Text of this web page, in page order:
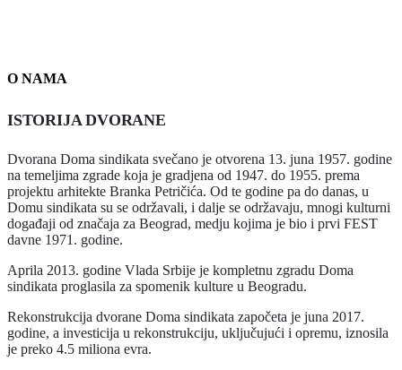
O NAMA
ISTORIJA DVORANE
Dvorana Doma sindikata svečano je otvorena 13. juna 1957. godine
na temeljima zgrade koja je gradjena od 1947. do 1955. prema
projektu arhitekte Branka Petričića. Od te godine pa do danas, u
Domu sindikata su se održavali, i dalje se održavaju, mnogi kulturni
događaji od značaja za Beograd, medju kojima je bio i prvi FEST
davne 1971. godine.
Aprila 2013. godine Vlada Srbije je kompletnu zgradu Doma
sindikata proglasila za spomenik kulture u Beogradu.
Rekonstrukcija dvorane Doma sindikata započeta je juna 2017.
godine, a investicija u rekonstrukciju, uključujući i opremu, iznosila
je preko 4.5 miliona evra.